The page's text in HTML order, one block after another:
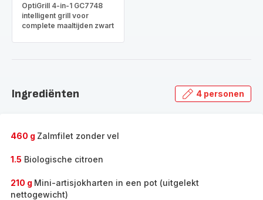
OptiGrill 4-in-1 GC7748
intelligent grill voor
complete maaltijden zwart
Ingrediënten 4 personen
460 g Zalmfilet zonder vel
1.5 Biologische citroen
210 g Mini-artisjokharten in een pot (uitgelekt
nettogewicht)